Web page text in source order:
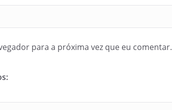
para a próxima vez que eu comentar.